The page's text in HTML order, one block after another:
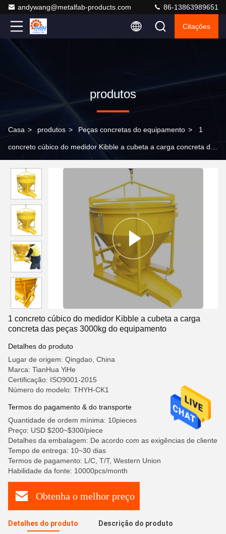
andywang@metalfab-products.com 86-13863989651
Citações
produtos
Casa > produtos > Peças concretas do equipamento > 1
concreto cúbico do medidor Kibble a cubeta a carga concreta das
1 concreto cúbico do medidor Kibble a cubeta a carga
concreta das peças 3000kg do equipamento
Detalhes do produto
Lugar de origem: Qingdao, China
Marca: TianHua YiHe
Certificação: ISO9001-2015
Número do modelo: THYH-CK1
Termos do pagamento & do transporte
Quantidade de ordem mínima: 10pieces
Preço: USD $200~$300/piece
Detalhes da embalagem: De acordo com as exigências de cliente
Tempo de entrega: 10~30 dias
Termos de pagamento: L/C, T/T, Western Union
Habilidade da fonte: 10000pcs/month
Obtenha o melhor preço
Detalhes do produto Descrição do produto